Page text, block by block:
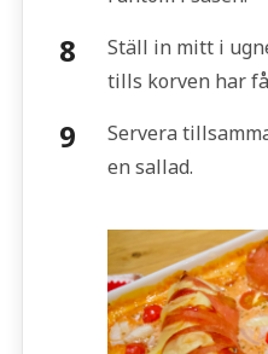
Ställ in mitt i
tills korven har
Servera
en sallad.